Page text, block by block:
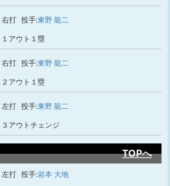
右打 投手:東野 龍二
１アウト１塁
右打 投手:東野 龍二
２アウト１塁
左打 投手:東野 龍二
３アウトチェンジ
TOPへ
左打 投手:岩本 大地